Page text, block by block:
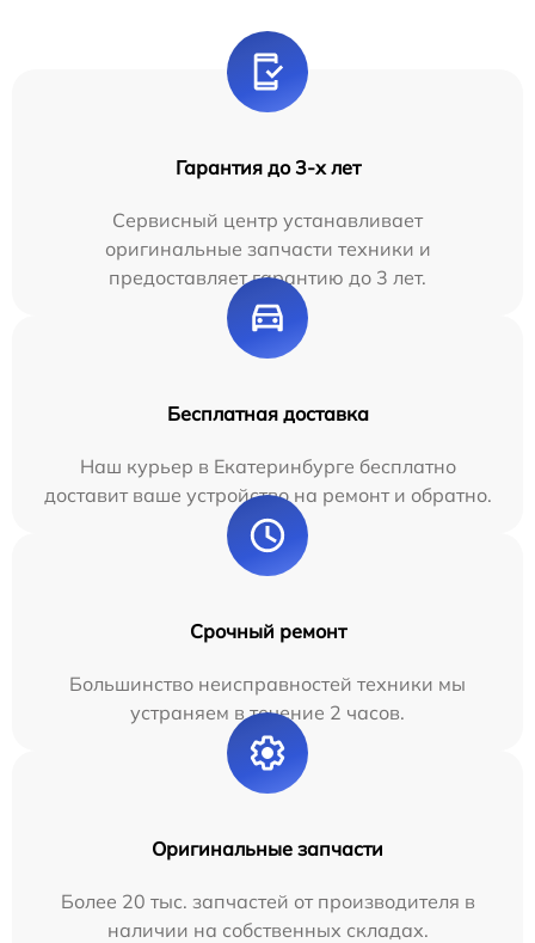
Гарантия до 3-х лет
Сервисный центр устанавливает
оригинальные запчасти техники и
предоставляет гарантию до 3 лет.
Бесплатная доставка
Наш курьер в Екатеринбурге бесплатно
доставит ваше устройство на ремонт и обратно.
Срочный ремонт
Большинство неисправностей техники мы
устраняем в течение 2 часов.
Оригинальные запчасти
Более 20 тыс. запчастей от производителя в
наличии на собственных складах.